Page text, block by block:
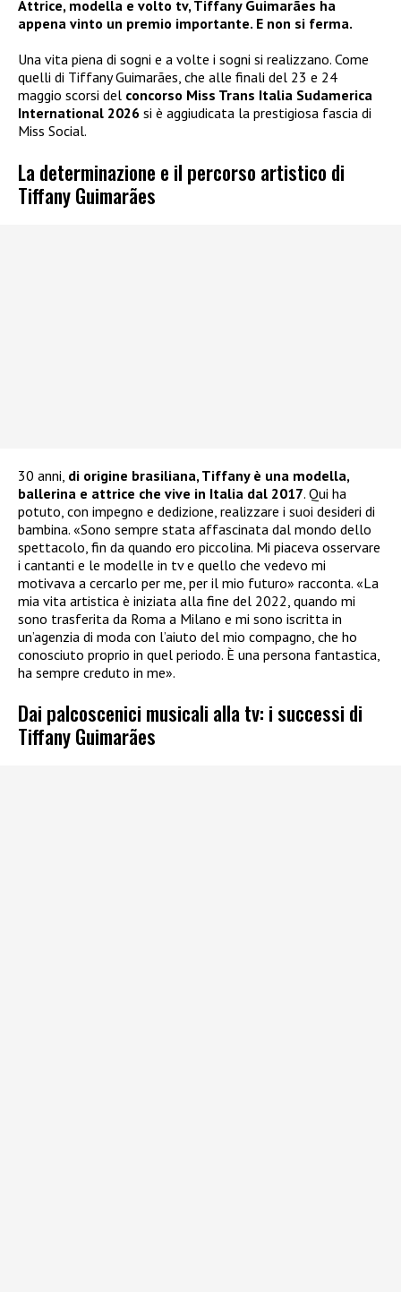
Attrice, modella e volto tv, Tiffany Guimarães ha
appena vinto un premio importante. E non si ferma.
Una vita piena di sogni e a volte i sogni si realizzano. Come
quelli di Tiffany Guimarães, che alle finali del 23 e 24
maggio scorsi del concorso Miss Trans Italia Sudamerica
International 2026 si è aggiudicata la prestigiosa fascia di
Miss Social.
La determinazione e il percorso artistico di
Tiffany Guimarães
30 anni, di origine brasiliana, Tiffany è una modella,
ballerina e attrice che vive in Italia dal 2017. Qui ha
potuto, con impegno e dedizione, realizzare i suoi desideri di
bambina. «Sono sempre stata affascinata dal mondo dello
spettacolo, fin da quando ero piccolina. Mi piaceva osservare
i cantanti e le modelle in tv e quello che vedevo mi
motivava a cercarlo per me, per il mio futuro» racconta. «La
mia vita artistica è iniziata alla fine del 2022, quando mi
sono trasferita da Roma a Milano e mi sono iscritta in
un’agenzia di moda con l’aiuto del mio compagno, che ho
conosciuto proprio in quel periodo. È una persona fantastica,
ha sempre creduto in me».
Dai palcoscenici musicali alla tv: i successi di
Tiffany Guimarães